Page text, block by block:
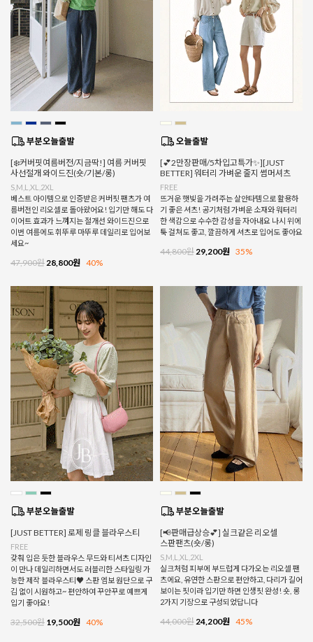
[❄️커버핏여름버전/지금딱!] 여름 커버핏
사선절개 와이드진(숏/기본/롱)
S,M,L,XL,2XL
베스트 아이템으로 인증받은 커버핏 팬츠가 여
름버전인 리오셀로 돌아왔어요! 입기만 해도 다
이어트 효과가 느껴지는 절개선 와이드진으로
이번 여름에도 휘뚜루 마뚜루 데일리로 입어보
세요~
47,900원 28,800원 40%
[💕2만장판매/5차입고특가✨][JUST
BETTER] 워터리 가벼운 줄지 썸머셔츠
FREE
뜨거운 햇빛을 가려주는 살안타템으로 활용하
기 좋은 셔츠! 공기처럼 가벼운 소재와 워터리
한 색감으로 수수한 감성을 자아내요 나시 위에
툭 걸쳐도 좋고, 깔끔하게 셔츠로 입어도 좋아요
44,800원 29,200원 35%
[JUST BETTER] 로제 링클 블라우스티
FREE
갖춰 입은 듯한 블라우스 무드와 티셔츠 디자인
이 만나 데일리하면서도 러블리한 스타일링 가
능한 제작 블라우스티♥ 스판 엠보 원단으로 구
김 없이 시원하고~ 편안하여 꾸안꾸로 예쁘게
입기 좋아요!
32,500원 19,500원 40%
[📢판매급상승💕] 실크같은 리오셀
스판팬츠(숏/롱)
S,M,L,XL,2XL
실크처럼 피부에 부드럽게 다가오는 리오셀 팬
츠에요, 유연한 스판으로 편안하고, 다리가 길어
보이는 핏이라 입기만 하면 인생핏 완성! 숏, 롱
2가지 기장으로 구성되었답니다
44,000원 24,200원 45%